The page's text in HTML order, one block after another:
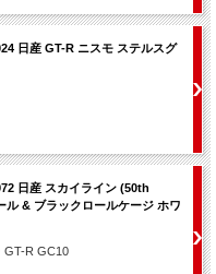
日産 GT-R ニスモ ステルスグ
日産 スカイライン (50th
& ブラックロールケージ ホワ
GT-R GC10